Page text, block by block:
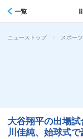
一覧
ニューストップ > スポー
大谷翔平の出場
川佳純、始球式